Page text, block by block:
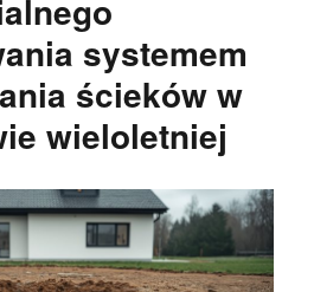
systemem
ścieków w
wieloletniej